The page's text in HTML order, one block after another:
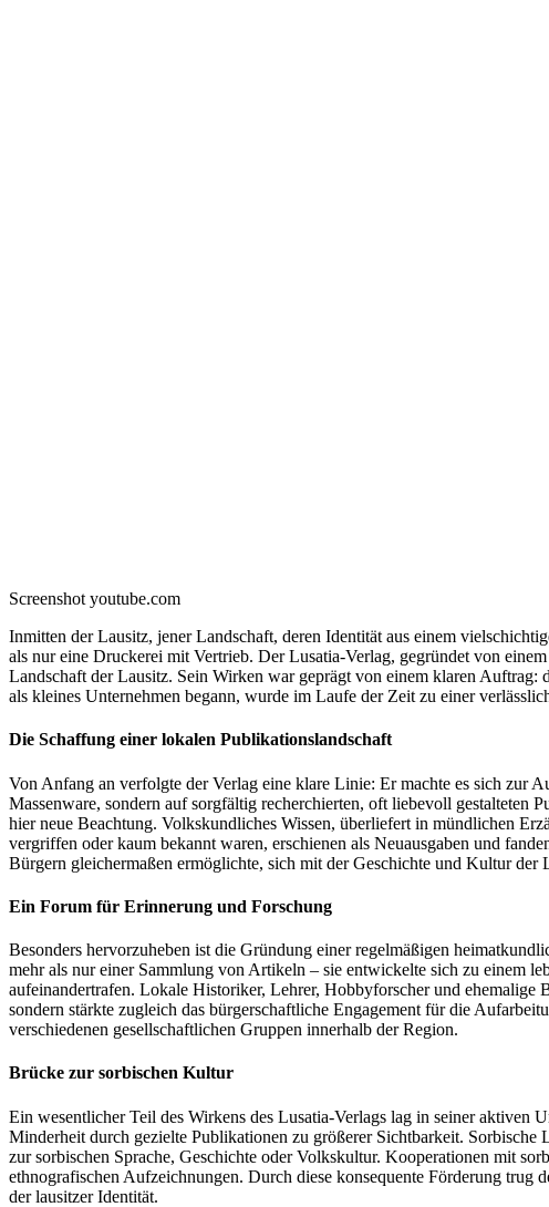
Screenshot youtube.com
Inmitten der Lausitz, jener Landschaft, deren Identität aus einem
als nur eine Druckerei mit Vertrieb. Der Lusatia‑Verlag, gegründet von
Landschaft der Lausitz. Sein Wirken war geprägt von einem klaren
als kleines Unternehmen begann, wurde im Laufe der Zeit zu einer
Die Schaffung einer lokalen Publikationslandschaft
Von Anfang an verfolgte der Verlag eine klare Linie: Er machte es sich zur
Massenware, sondern auf sorgfältig recherchierten, oft liebevoll gestalteten
hier neue Beachtung. Volkskundliches Wissen, überliefert in mündlichen
vergriffen oder kaum bekannt waren, erschienen als Neuausgaben und
Bürgern gleichermaßen ermöglichte, sich mit der Geschichte und Kultur der
Ein Forum für Erinnerung und Forschung
Besonders hervorzuheben ist die Gründung einer regelmäßigen
mehr als nur einer Sammlung von Artikeln – sie entwickelte sich zu einem
aufeinandertrafen. Lokale Historiker, Lehrer, Hobbyforscher und ehemalige
sondern stärkte zugleich das bürgerschaftliche Engagement für die
verschiedenen gesellschaftlichen Gruppen innerhalb der Region.
Brücke zur sorbischen Kultur
Ein wesentlicher Teil des Wirkens des Lusatia‑Verlags lag in seiner
Minderheit durch gezielte Publikationen zu größerer Sichtbarkeit. Sorbische
zur sorbischen Sprache, Geschichte oder Volkskultur. Kooperationen mit
ethnografischen Aufzeichnungen. Durch diese konsequente Förderung trug
der lausitzer Identität.